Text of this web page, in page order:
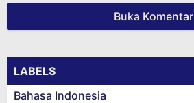
Buka Komentar
LABELS
Bahasa Indonesia